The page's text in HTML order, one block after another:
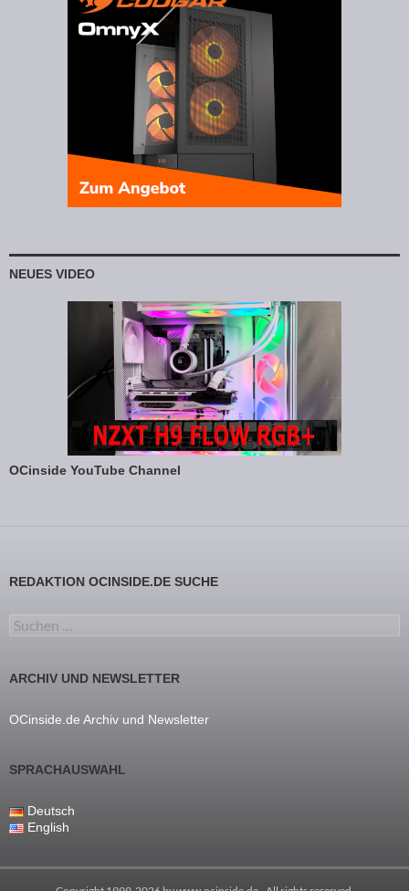
NEUES VIDEO
OCinside YouTube Channel
REDAKTION OCINSIDE.DE SUCHE
Suchen nach:
ARCHIV UND NEWSLETTER
OCinside.de Archiv und Newsletter
SPRACHAUSWAHL
Deutsch
English